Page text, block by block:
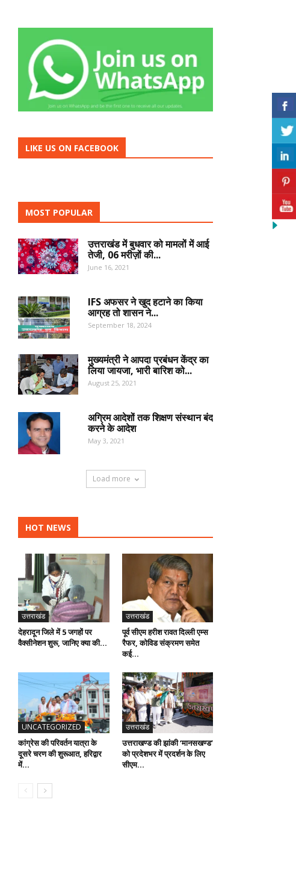
LIKE US ON FACEBOOK
MOST POPULAR
उत्तराखंड में बुधवार को मामलों में आई
तेजी, 06 मरीज़ों की...
June 16, 2021
IFS अफसर ने खुद हटाने का किया
आग्रह तो शासन ने...
September 18, 2024
मुख्यमंत्री ने आपदा प्रबंधन केंद्र का
लिया जायजा, भारी बारिश को...
August 25, 2021
अग्रिम आदेशों तक शिक्षण संस्थान बंद
करने के आदेश
May 3, 2021
Load more
HOT NEWS
उत्तराखंड
देहरादून जिले में 5 जगहों पर
वैक्सीनेशन शुरू, जानिए क्या की...
उत्तराखंड
पूर्व सीएम हरीश रावत दिल्ली एम्स
रैफर, कोविड संक्रमण समेत
कई...
UNCATEGORIZED
कांग्रेस की परिवर्तन यात्रा के
दूसरे चरण की शुरूआत, हरिद्वार
में...
उत्तराखंड
उत्तराखण्ड की झांकी ‘मानसखण्ड’
को प्रदेशभर में प्रदर्शन के लिए
सीएम...